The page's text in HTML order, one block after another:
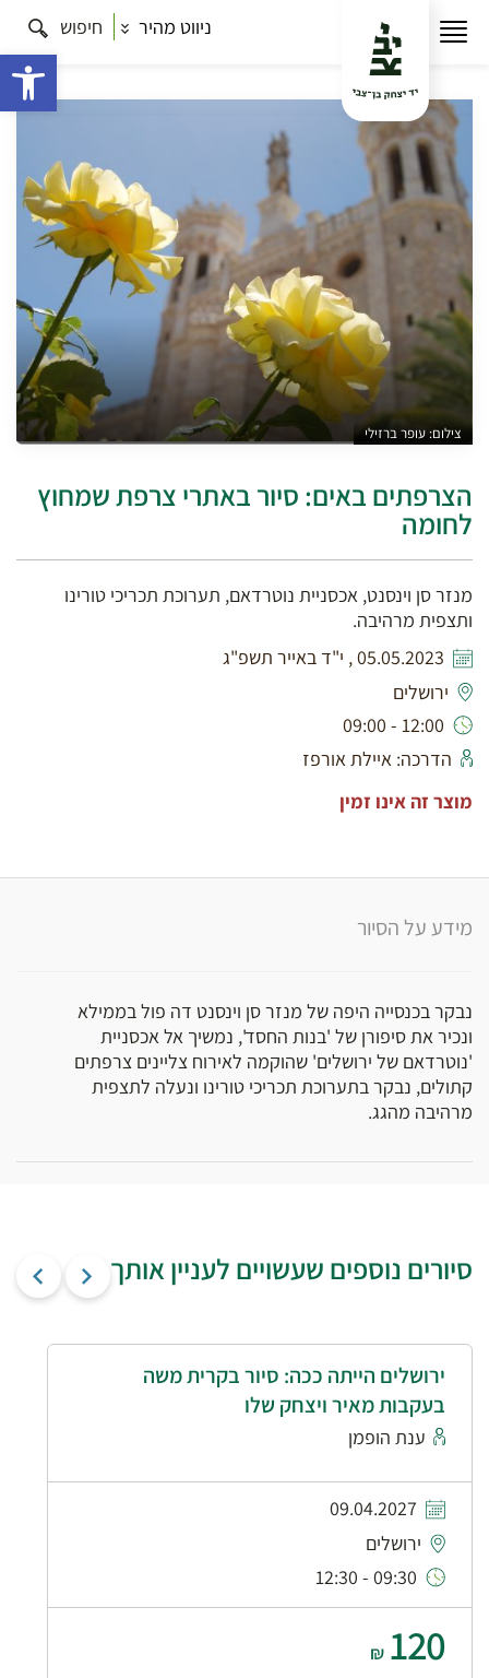
ניווט מהיר חיפוש
הצרפתים באים: סיור באתרי צרפת
צילום: עופר ברזילי
הצרפתים באים: סיור באתרי צרפת שמחוץ
לחומה
מנזר סן וינסנט, אכסניית נוטרדאם, תערוכת תכריכי טורינו
ותצפית מרהיבה.
05.05.2023 , י"ד באייר תשפ"ג
ירושלים
12:00 - 09:00
הדרכה: איילת אורפז
מוצר זה אינו זמין
מידע על הסיור
נבקר בכנסייה היפה של מנזר סן וינסנט דה פול בממילא
ונכיר את סיפורן של 'בנות החסד', נמשיך אל אכסניית
'נוטרדאם של ירושלים' שהוקמה לאירוח צליינים צרפתים
קתולים, נבקר בתערוכת תכריכי טורינו ונעלה לתצפית
מרהיבה מהגג.
סיורים נוספים שעשויים לעניין אותך
ירושלים הייתה ככה: סיור בקרית משה
בעקבות מאיר ויצחק שלו
ענת הופמן
09.04.2027
ירושלים
09:30 - 12:30
120
₪